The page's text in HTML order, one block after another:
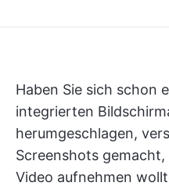
Haben Sie sich schon
integrierten
herumgeschlagen,
Screenshots
Video aufnehmen